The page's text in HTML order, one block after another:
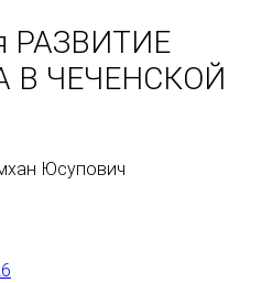
РАЗВИТИЕ
В ЧЕЧЕНСКОЙ
Юсупович